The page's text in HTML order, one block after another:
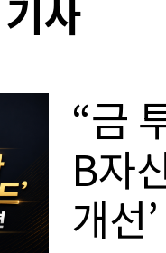
사
“금
B자
개선’